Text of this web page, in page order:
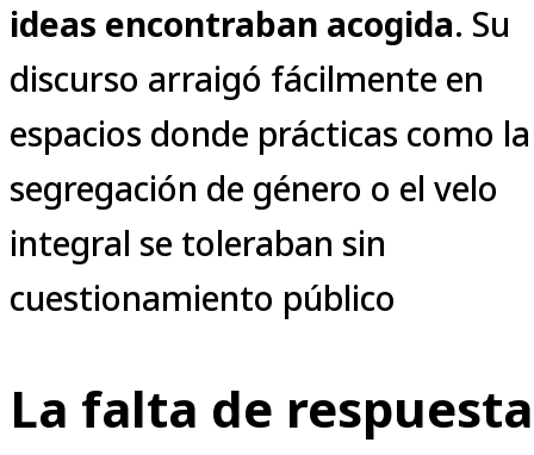
ideas encontraban acogida. Su
discurso arraigó fácilmente en
espacios donde prácticas como la
segregación de género o el velo
integral se toleraban sin
cuestionamiento público
La falta de respuesta